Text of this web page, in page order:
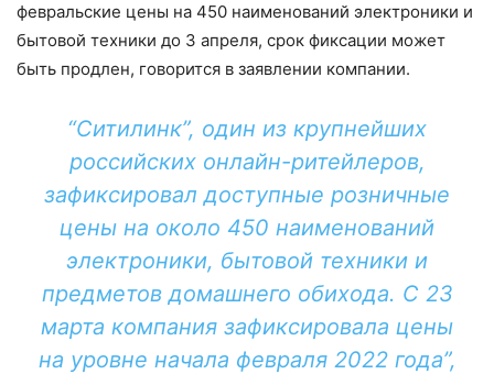
февральские цены на 450 наименований электроники и
бытовой техники до 3 апреля, срок фиксации может
быть продлен, говорится в заявлении компании.
“Ситилинк”, один из крупнейших
российских онлайн-ритейлеров,
зафиксировал доступные розничные
цены на около 450 наименований
электроники, бытовой техники и
предметов домашнего обихода. С 23
марта компания зафиксировала цены
на уровне начала февраля 2022 года”,